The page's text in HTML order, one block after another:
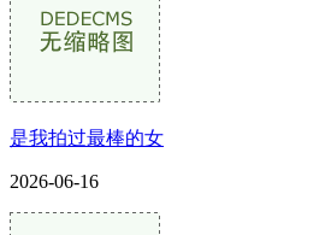
是我拍过最棒的女
2026-06-16